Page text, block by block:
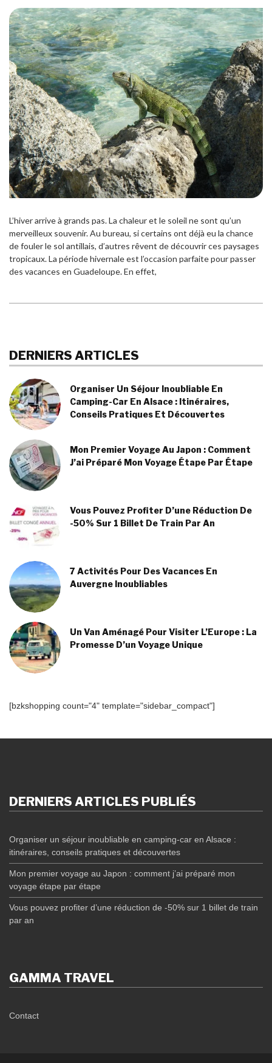
L’hiver arrive à grands pas. La chaleur et le soleil ne sont qu’un
merveilleux souvenir. Au bureau, si certains ont déjà eu la chance
de fouler le sol antillais, d’autres rêvent de découvrir ces paysages
tropicaux. La période hivernale est l’occasion parfaite pour passer
des vacances en Guadeloupe. En effet,
DERNIERS ARTICLES
Organiser Un Séjour Inoubliable En
Camping-Car En Alsace : Itinéraires,
Conseils Pratiques Et Découvertes
Mon Premier Voyage Au Japon : Comment
J’ai Préparé Mon Voyage Étape Par Étape
Vous Pouvez Profiter D’une Réduction De
-50% Sur 1 Billet De Train Par An
7 Activités Pour Des Vacances En
Auvergne Inoubliables
Un Van Aménagé Pour Visiter L’Europe : La
Promesse D’un Voyage Unique
[bzkshopping count="4" template="sidebar_compact"]
DERNIERS ARTICLES PUBLIÉS
Organiser un séjour inoubliable en camping-car en Alsace :
itinéraires, conseils pratiques et découvertes
Mon premier voyage au Japon : comment j’ai préparé mon
voyage étape par étape
Vous pouvez profiter d’une réduction de -50% sur 1 billet de train
par an
GAMMA TRAVEL
Contact